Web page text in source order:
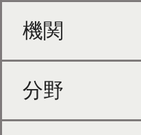
機関
分野